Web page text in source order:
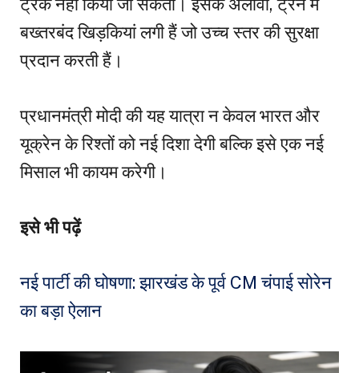
बख्तरबंद खिड़कियां लगी हैं जो उच्च स्तर की सुरक्षा
प्रदान करती हैं।
प्रधानमंत्री मोदी की यह यात्रा न केवल भारत और
यूक्रेन के रिश्तों को नई दिशा देगी बल्कि इसे एक नई
मिसाल भी कायम करेगी।
इसे भी पढ़ें
नई पार्टी की घोषणा: झारखंड के पूर्व CM चंपाई सोरेन
का बड़ा ऐलान